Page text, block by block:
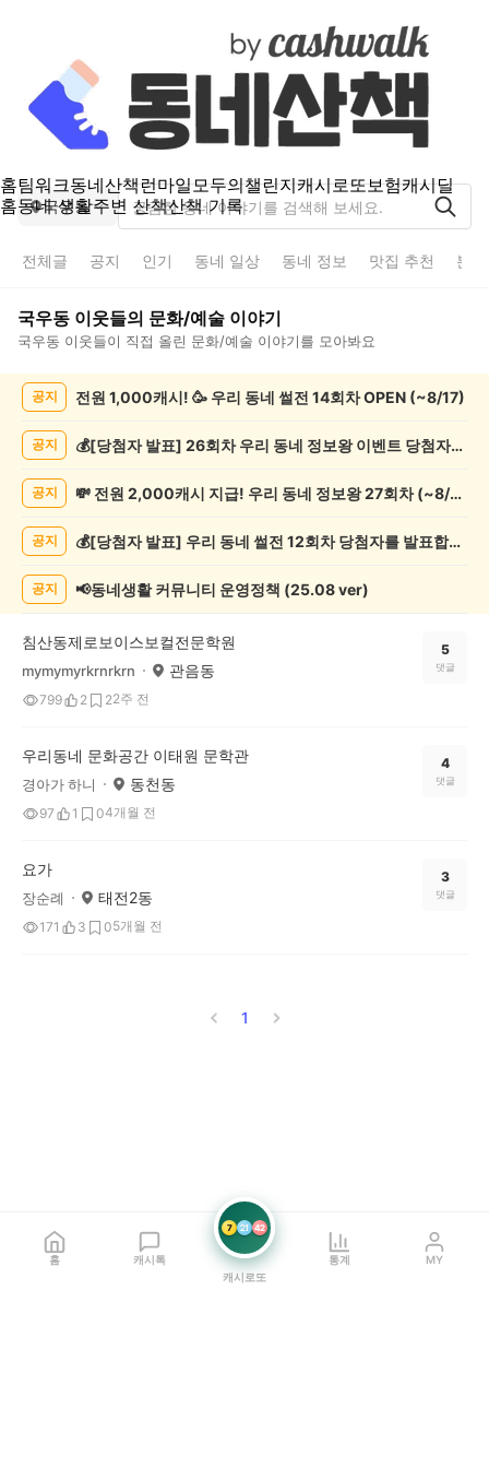
홈팀워크동네산책런마일모두의챌린지캐시로또보험캐시딜
홈동네 생활주변 산책산책 기록
국우동
전체글 공지 인기 동네 일상 동네 정보 맛집 추천 분
국우동 이웃들의 문화/예술 이야기
국우동 이웃들이 직접 올린 문화/예술 이야기를 모아봐요
록
공지 전원 1,000캐시! 🥳 우리 동네 썰전 14회차 OPEN (~8/17)
공지 💰[당첨자 발표] 26회차 우리 동네 정보왕 이벤트 당첨자를 발표합니다!
공지 💸 전원 2,000캐시 지급! 우리 동네 정보왕 27회차 (~8/10)
공지 💰[당첨자 발표] 우리 동네 썰전 12회차 당첨자를 발표합니다!
공지 📢동네생활 커뮤니티 운영정책 (25.08 ver)
침산동제로보이스보컬전문학원
mymymyrkrnrkrn 관음동
799 2 22주 전
5
댓글
우리동네 문화공간 이태원 문학관
경아가 하니 동천동
97 1 04개월 전
4
댓글
요가
장순례 태전2동
171 3 05개월 전
3
댓글
1
홈 캐시톡
7 21 42
캐시로또
통계 MY